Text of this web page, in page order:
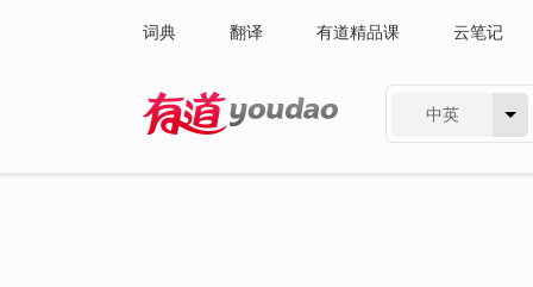
词典 翻译 有道精品课 云笔记
中英